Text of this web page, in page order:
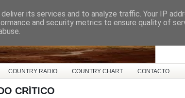
COUNTRY RADIO COUNTRY CHART CONTACTO
CRÍTICO
its services and to analyze traffic. Your IP
and security metrics to ensure quality of